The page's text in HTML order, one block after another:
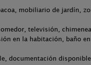
mobiliario de jardín,
televisión,
en la habitación, baño
documentación